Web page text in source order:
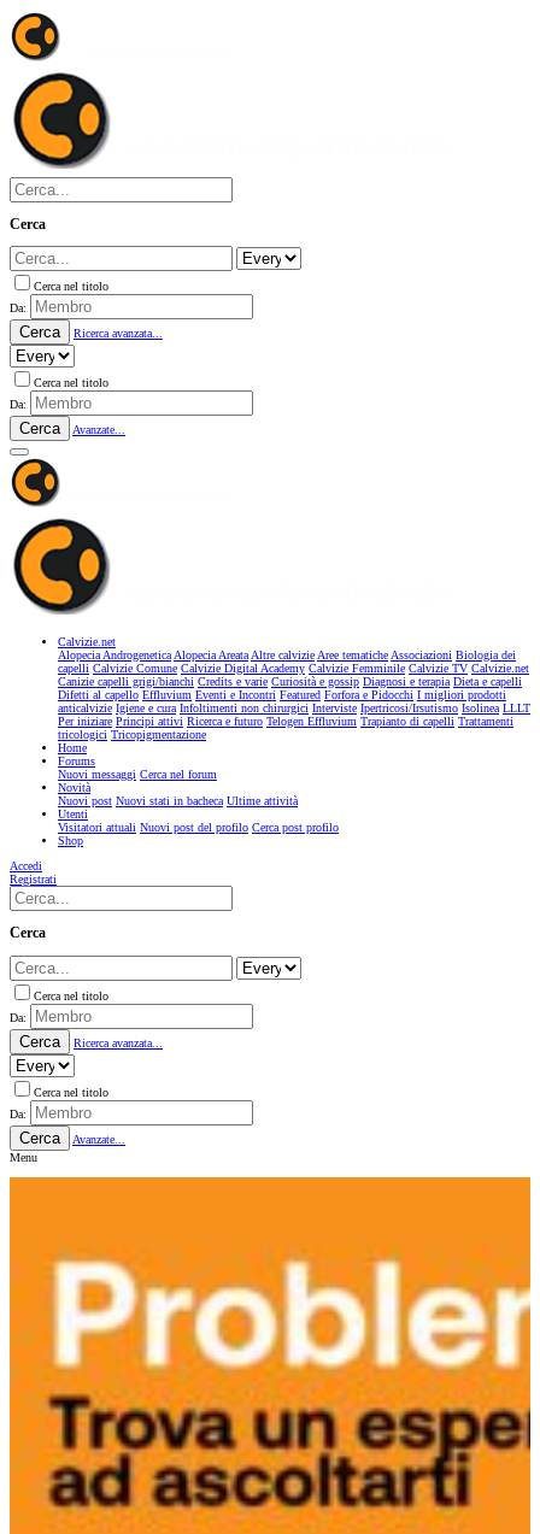
Cerca
Cerca nel titolo
Da:
Cerca Ricerca avanzata...
Cerca nel titolo
Da:
Cerca Avanzate...
Calvizie.net
Alopecia AndrogeneticaAlopecia AreataAltre calvizieAree tematicheAssociazioni Biologia dei
capelli Calvizie Comune Calvizie Digital Academy Calvizie Femminile Calvizie TV Calvizie.net
Canizie capelli grigi/bianchi Credits e varie Curiosità e gossip Diagnosi e terapia Dieta e capelli
Difetti al capello Effluvium Eventi e Incontri Featured Forfora e Pidocchi I migliori prodotti
anticalvizie Igiene e cura Infoltimenti non chirurgici Interviste Ipertricosi/Irsutismo Isolinea LLLT
Per iniziare Principi attivi Ricerca e futuro Telogen Effluvium Trapianto di capelli Trattamenti
tricologici Tricopigmentazione
Home
Forums
Nuovi messaggi Cerca nel forum
Novità
Nuovi post Nuovi stati in bacheca Ultime attività
Utenti
Visitatori attuali Nuovi post del profilo Cerca post profilo
Shop
Accedi
Registrati
Cerca
Cerca nel titolo
Da:
Cerca Ricerca avanzata...
Cerca nel titolo
Da:
Cerca
Avanzate...
Menu